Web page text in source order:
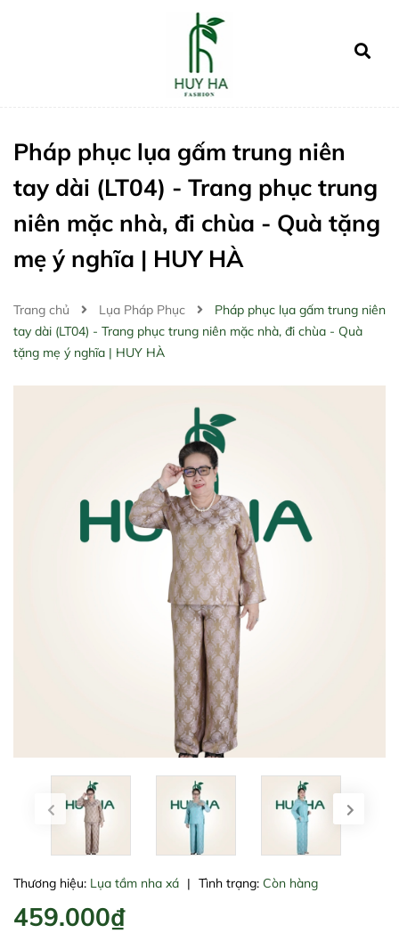
Pháp phục lụa gấm trung niên
tay dài (LT04) - Trang phục trung
niên mặc nhà, đi chùa - Quà tặng
mẹ ý nghĩa | HUY HÀ
Trang chủ Lụa Pháp Phục
Pháp phục lụa gấm trung niên
tay dài (LT04) - Trang phục trung niên mặc nhà, đi chùa - Quà
tặng mẹ ý nghĩa | HUY HÀ
Thương hiệu: Lụa tầm nha xá | Tình trạng: Còn hàng
459.000₫